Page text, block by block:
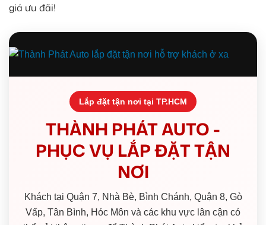
giá ưu đãi!
Lắp đặt tận nơi tại TP.HCM
THÀNH PHÁT AUTO -
PHỤC VỤ LẮP ĐẶT TẬN
NƠI
Khách tại Quận 7, Nhà Bè, Bình Chánh, Quận 8, Gò
Vấp, Tân Bình, Hóc Môn và các khu vực lân cận có